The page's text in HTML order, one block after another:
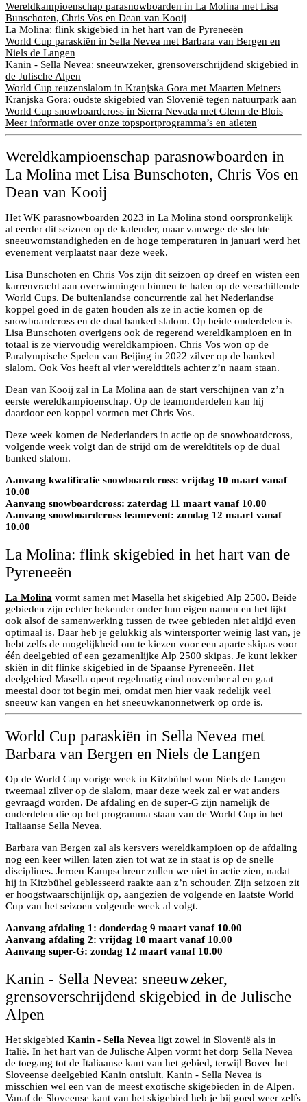
Wereldkampioenschap parasnowboarden in La Molina met Lisa
Bunschoten, Chris Vos en Dean van Kooij
La Molina: flink skigebied in het hart van de Pyreneeën
World Cup paraskiën in Sella Nevea met Barbara van Bergen en
Niels de Langen
Kanin - Sella Nevea: sneeuwzeker, grensoverschrijdend skigebied in
de Julische Alpen
World Cup reuzenslalom in Kranjska Gora met Maarten Meiners
Kranjska Gora: oudste skigebied van Slovenië tegen natuurpark aan
World Cup snowboardcross in Sierra Nevada met Glenn de Blois
Meer informatie over onze topsportprogramma’s en atleten
Wereldkampioenschap parasnowboarden in
La Molina met Lisa Bunschoten, Chris Vos en
Dean van Kooij
Het WK parasnowboarden 2023 in La Molina stond oorspronkelijk
al eerder dit seizoen op de kalender, maar vanwege de slechte
sneeuwomstandigheden en de hoge temperaturen in januari werd het
evenement verplaatst naar deze week.
Lisa Bunschoten en Chris Vos zijn dit seizoen op dreef en wisten een
karrenvracht aan overwinningen binnen te halen op de verschillende
World Cups. De buitenlandse concurrentie zal het Nederlandse
koppel goed in de gaten houden als ze in actie komen op de
snowboardcross en de dual banked slalom. Op beide onderdelen is
Lisa Bunschoten overigens ook de regerend wereldkampioen en in
totaal is ze viervoudig wereldkampioen. Chris Vos won op de
Paralympische Spelen van Beijing in 2022 zilver op de banked
slalom. Ook Vos heeft al vier wereldtitels achter z’n naam staan.
Dean van Kooij zal in La Molina aan de start verschijnen van z’n
eerste wereldkampioenschap. Op de teamonderdelen kan hij
daardoor een koppel vormen met Chris Vos.
Deze week komen de Nederlanders in actie op de snowboardcross,
volgende week volgt dan de strijd om de wereldtitels op de dual
banked slalom.
Aanvang kwalificatie snowboardcross: vrijdag 10 maart vanaf
10.00
Aanvang snowboardcross: zaterdag 11 maart vanaf 10.00
Aanvang snowboardcross teamevent: zondag 12 maart vanaf
10.00
La Molina: flink skigebied in het hart van de
Pyreneeën
La Molina vormt samen met Masella het skigebied Alp 2500. Beide
gebieden zijn echter bekender onder hun eigen namen en het lijkt
ook alsof de samenwerking tussen de twee gebieden niet altijd even
optimaal is. Daar heb je gelukkig als wintersporter weinig last van, je
hebt zelfs de mogelijkheid om te kiezen voor een aparte skipas voor
één deelgebied of een gezamenlijke Alp 2500 skipas. Je kunt lekker
skiën in dit flinke skigebied in de Spaanse Pyreneeën. Het
deelgebied Masella opent regelmatig eind november al en gaat
meestal door tot begin mei, omdat men hier vaak redelijk veel
sneeuw kan vangen en het sneeuwkanonnetwerk op orde is.
World Cup paraskiën in Sella Nevea met
Barbara van Bergen en Niels de Langen
Op de World Cup vorige week in Kitzbühel won Niels de Langen
tweemaal zilver op de slalom, maar deze week zal er wat anders
gevraagd worden. De afdaling en de super-G zijn namelijk de
onderdelen die op het programma staan van de World Cup in het
Italiaanse Sella Nevea.
Barbara van Bergen zal als kersvers wereldkampioen op de afdaling
nog een keer willen laten zien tot wat ze in staat is op de snelle
disciplines. Jeroen Kampschreur zullen we niet in actie zien, nadat
hij in Kitzbühel geblesseerd raakte aan z’n schouder. Zijn seizoen zit
er hoogstwaarschijnlijk op, aangezien de volgende en laatste World
Cup van het seizoen volgende week al volgt.
Aanvang afdaling 1: donderdag 9 maart vanaf 10.00
Aanvang afdaling 2: vrijdag 10 maart vanaf 10.00
Aanvang super-G: zondag 12 maart vanaf 10.00
Kanin - Sella Nevea: sneeuwzeker,
grensoverschrijdend skigebied in de Julische
Alpen
Het skigebied Kanin - Sella Nevea ligt zowel in Slovenië als in
Italië. In het hart van de Julische Alpen vormt het dorp Sella Nevea
de toegang tot de Italiaanse kant van het gebied, terwijl Bovec het
Sloveense deelgebied Kanin ontsluit. Kanin - Sella Nevea is
misschien wel een van de meest exotische skigebieden in de Alpen.
Vanaf de Sloveense kant van het skigebied heb je bij goed weer zelfs